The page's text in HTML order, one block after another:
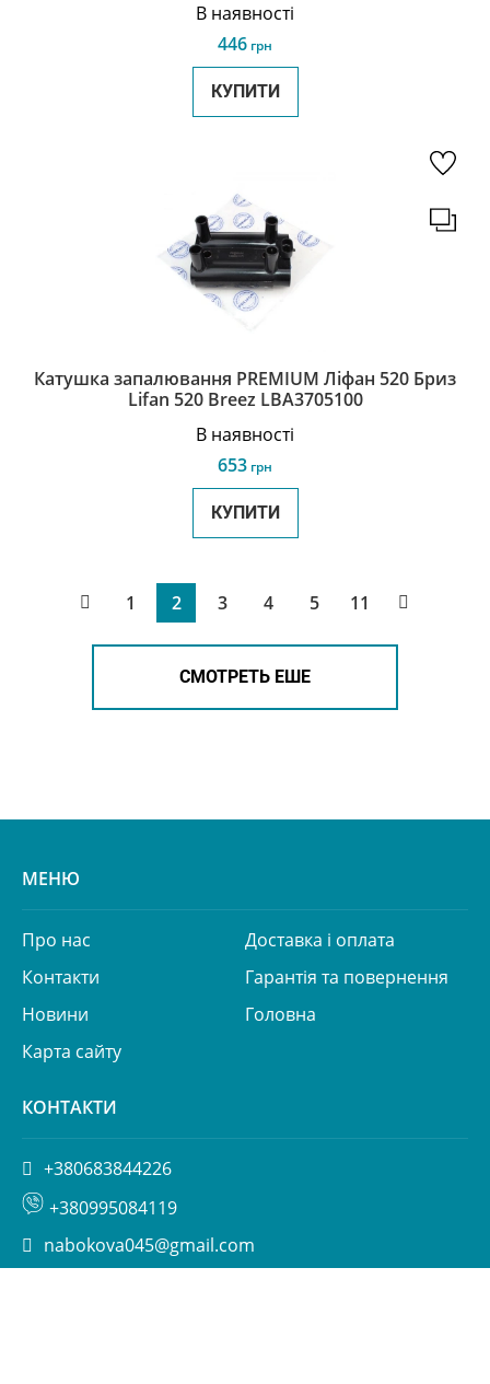
В наявності
446 грн
КУПИТИ
Катушка запалювання PREMIUM Ліфан 520 Бриз
Lifan 520 Breez LBA3705100
В наявності
653 грн
КУПИТИ
1 2 3 4 5 11
СМОТРЕТЬ ЕШЕ
МЕНЮ
Про нас
Доставка і оплата
Контакти
Гарантія та повернення
Новини
Головна
Карта сайту
КОНТАКТИ
+380683844226
+380995084119
nabokova045@gmail.com